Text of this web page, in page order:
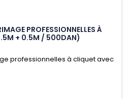
PROFESSIONNELLES À
+ 0.5M / 500DAN)
professionnelles à cliquet avec
0.5M / 500daN), simple et rapide
et de sécuriser vos